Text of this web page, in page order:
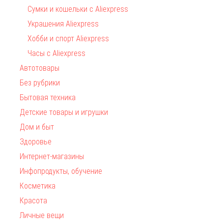
Сумки и кошельки с Aliexpress
Украшения Aliexpress
Хобби и спорт Aliexpress
Часы с Aliexpress
Автотовары
Без рубрики
Бытовая техника
Детские товары и игрушки
Дом и быт
Здоровье
Интернет-магазины
Инфопродукты, обучение
Косметика
Красота
Личные вещи